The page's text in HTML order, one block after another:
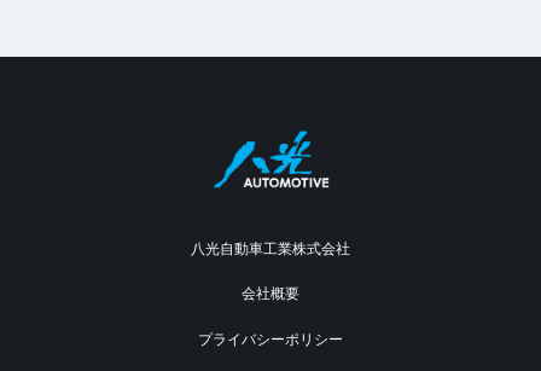
八光自動車工業株式会社
会社概要
プライバシーポリシー